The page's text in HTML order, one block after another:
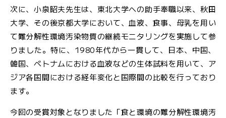
次に、小泉昭夫先生は、東北大学への助手奉職以来、秋田
大学、その後京都大学において、血液、食事、母乳を用い
て難分解性環境汚染物質の継続モニタリングを実施して参
りました。特に、1980年代から一貫して、日本、中国、
韓国、ベトナムにおける血液などの生体試料を用いて、ア
ジア各国間における経年変化と国際間の比較を行っており
ます。
今回の受賞対象となりました「食と環境の難分解性環境汚